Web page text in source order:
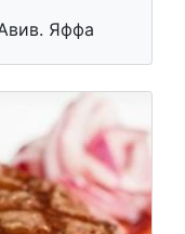
Яффа